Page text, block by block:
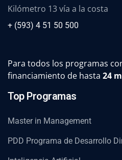
Kilómetro 13 vía a la costa
+ (593) 4 51 50 500
Para todos los programas
financiamiento de hasta 24
Top Programas
Master in Management
PDD Programa de Desarrollo